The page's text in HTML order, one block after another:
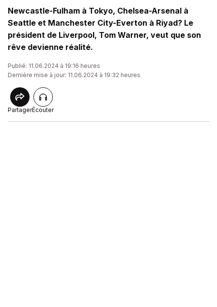
Newcastle-Fulham à Tokyo, Chelsea-Arsenal à
Seattle et Manchester City-Everton à Riyad? Le
président de Liverpool, Tom Warner, veut que son
rêve devienne réalité.
Publié: 11.06.2024 à 19:16 heures
Dernière mise à jour: 11.06.2024 à 19:32 heures
PartagerÉcouter